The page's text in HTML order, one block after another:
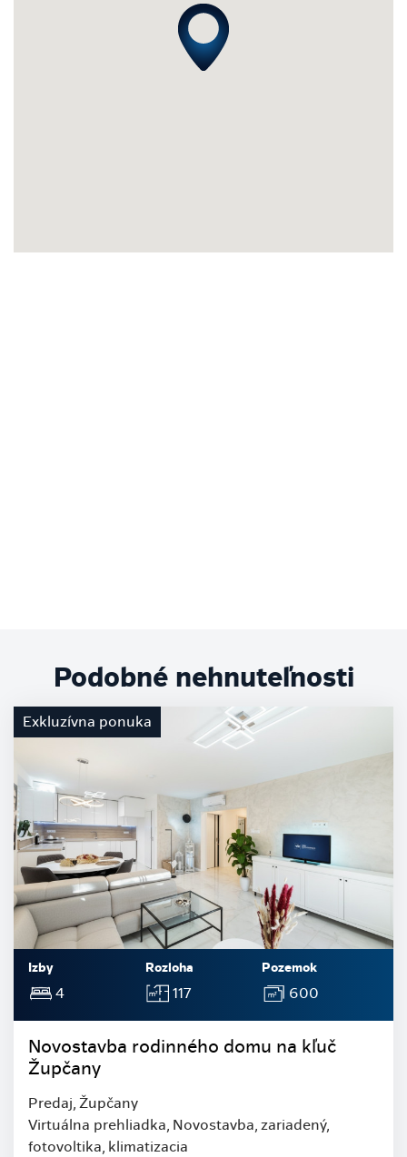
Podobné nehnuteľnosti
Exkluzívna ponuka
Izby
4
Rozloha
117
Pozemok
600
Novostavba rodinného domu na kľuč
Župčany
Predaj, Župčany
Virtuálna prehliadka, Novostavba, zariadený,
fotovoltika, klimatizacia